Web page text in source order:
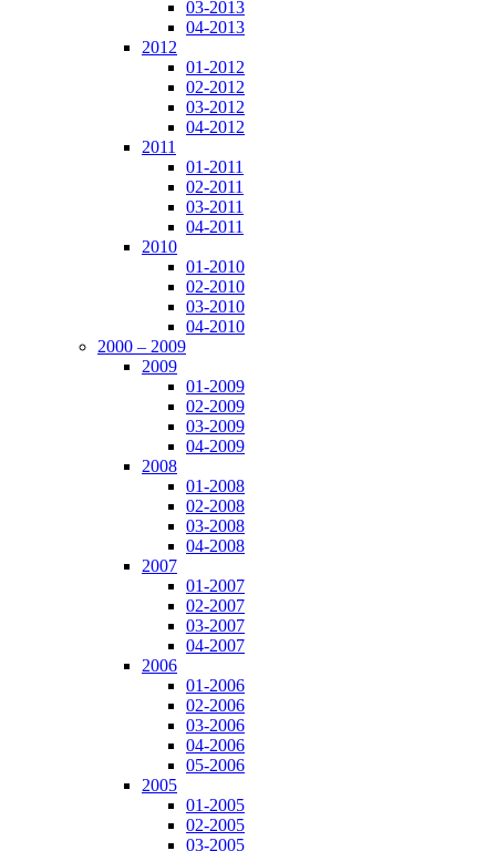
03-2013
04-2013
2012
01-2012
02-2012
03-2012
04-2012
2011
01-2011
02-2011
03-2011
04-2011
2010
01-2010
02-2010
03-2010
04-2010
2000 – 2009
2009
01-2009
02-2009
03-2009
04-2009
2008
01-2008
02-2008
03-2008
04-2008
2007
01-2007
02-2007
03-2007
04-2007
2006
01-2006
02-2006
03-2006
04-2006
05-2006
2005
01-2005
02-2005
03-2005